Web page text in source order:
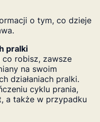
o tym, co dzieje
pralki
robisz, zawsze
na swoim
działaniach pralki.
cyklu prania,
a także w przypadku